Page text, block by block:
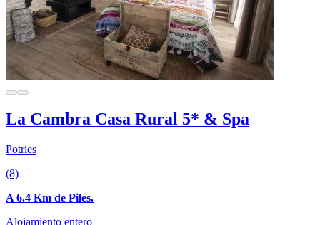
La Cambra Casa Rural 5* & Spa
Potries
(8)
A 6.4 Km de Piles.
Alojamiento entero